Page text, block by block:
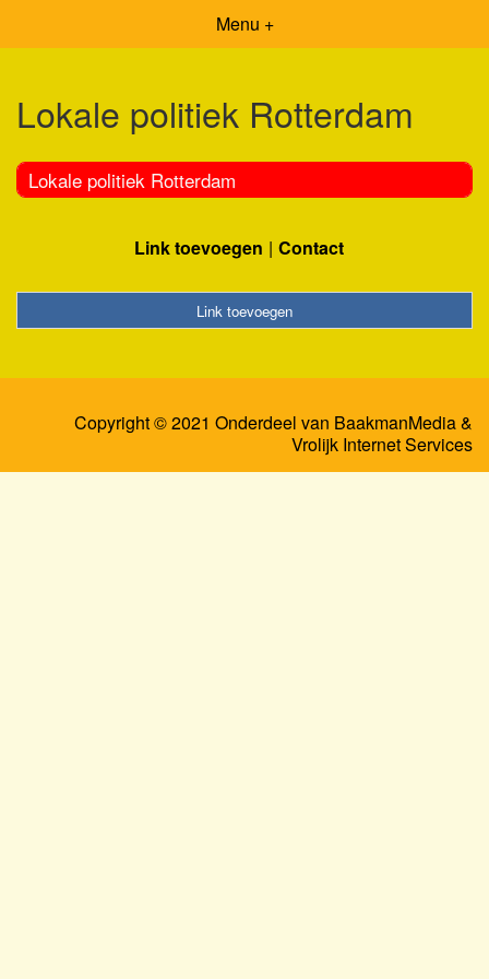
Menu +
Lokale politiek Rotterdam
Lokale politiek Rotterdam
Link toevoegen Contact
Link toevoegen
Copyright © 2021 Onderdeel van BaakmanMedia&
Vrolijk Internet Services